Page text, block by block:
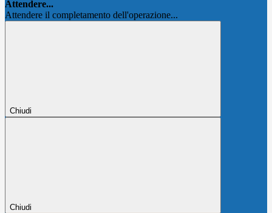
Attendere...
Attendere il completamento dell'operazione...
Chiudi
Chiudi